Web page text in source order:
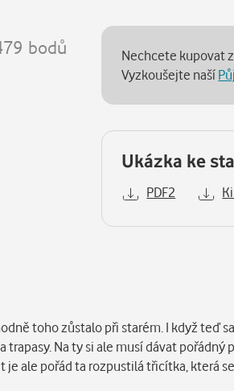
bodů
Nechcete kupovat
Vyzkoušejte naší
Ukázka ke
PDF2
toho zůstalo při starém. I když teď
Na ty si ale musí dávat pořádný
je ale pořád ta rozpustilá třicítka, která